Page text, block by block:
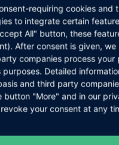
bestimmt für jede
requiring cookies and
to integrate certain
All" button, these
After consent is given, we
companies process your
Detailed
and third party
button "More" and in our
your consent at any